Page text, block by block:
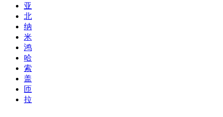
亚
北
纳
米
鸿
哈
索
盖
匝
拉